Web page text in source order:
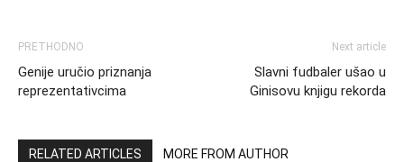
PRETHODNO
Genije uručio priznanja
reprezentativcima
Next article
Slavni fudbaler ušao u
Ginisovu knjigu rekorda
RELATED ARTICLES MORE FROM AUTHOR